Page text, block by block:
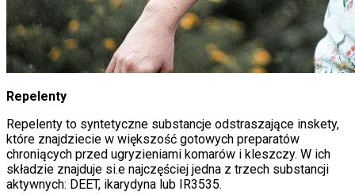
Repelenty
Repelenty to syntetyczne substancje odstraszające inskety,
które znajdziecie w większość gotowych preparatów
chroniących przed ugryzieniami komarów i kleszczy. W ich
składzie znajduje si.e najczęściej jedna z trzech substancji
aktywnych: DEET, ikarydyna lub IR3535.